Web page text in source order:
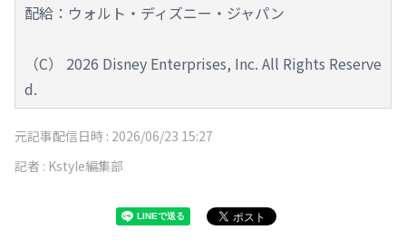
配給：ウォルト・ディズニー・ジャパン
（C） 2026 Disney Enterprises, Inc. All Rights Reserve
d.
元記事配信日時 : 2026/06/23 15:27
記者 : Kstyle編集部